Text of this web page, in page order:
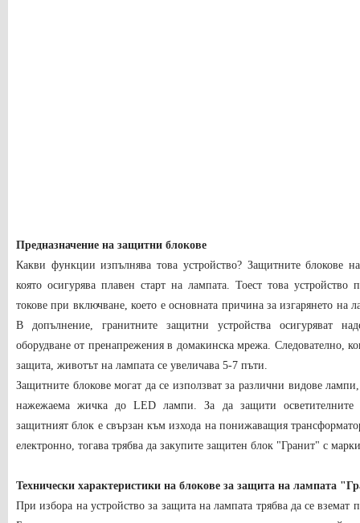
Предназначение на защитни блокове
Какви функции изпълнява това устройство? Защитните блокове
която осигурява плавен старт на лампата. Тоест това
токове при включване, което е основната причина за изгарянето на
В допълнение, гранитните защитни устройства осигуряват
оборудване от пренапрежения в домакинска мрежа. Следователно,
защита, животът на лампата се увеличава 5-7 пъти.
Защитните блокове могат да се използват за различни видове
нажежаема жичка до LED лампи. За да защити осветителните
защитният блок е свързан към изхода на понижаващия
електронно, тогава трябва да закупите защитен блок "Гранит" с
Технически характеристики на блокове за защита на лампата
При избора на устройство за защита на лампата трябва да се вземат